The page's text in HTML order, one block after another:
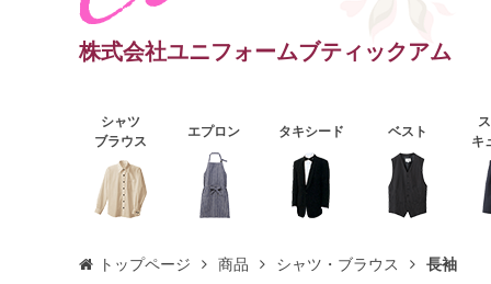
株式会社ユニフォームブティックアム
シャツ
ブラウス
エプロン タキシード ベスト
キ
トップページ 商品 シャツ・ブラウス 長袖